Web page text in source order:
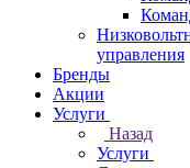
управления
Бренды
Акции
Услуги
Назад
Услуги